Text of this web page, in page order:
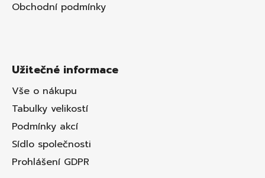
Obchodní podmínky
Užitečné informace
Vše o nákupu
Tabulky velikostí
Podmínky akcí
Sídlo společnosti
Prohlášení GDPR